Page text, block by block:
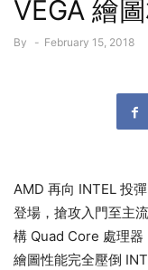
VEGA 繪
By - February 15, 2018
AMD 再向 INTEL 投
登場，搶攻入門至主
構 Quad Core 處理器
繪圖性能完全壓倒